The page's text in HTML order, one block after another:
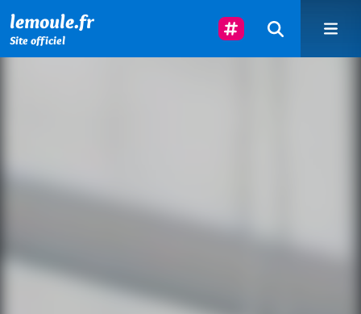
lemoule.fr
Site officiel
Suivez-Nous